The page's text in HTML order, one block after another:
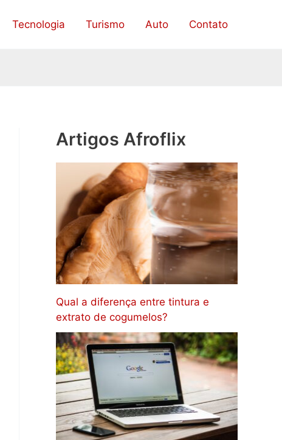
Tecnologia Turismo Auto Contato
Artigos Afroflix
Qual a diferença entre tintura e
extrato de cogumelos?